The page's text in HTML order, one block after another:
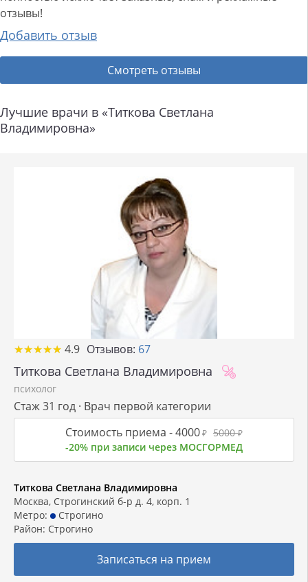
отзывы!
Добавить отзыв
Смотреть отзывы
Лучшие врачи в «Титкова Светлана
Владимировна»
★★★★★
★★★★★ 4.9 Отзывов: 67
Титкова Светлана Владимировна
психолог
Стаж 31 год · Врач первой категории
Стоимость приема -4000₽ 5000₽
-20% при записи через МОСГОРМЕД
Титкова Светлана Владимировна
Москва, Строгинский б-р д. 4, корп. 1
Метро:
Строгино
Район: Строгино
Записаться на прием